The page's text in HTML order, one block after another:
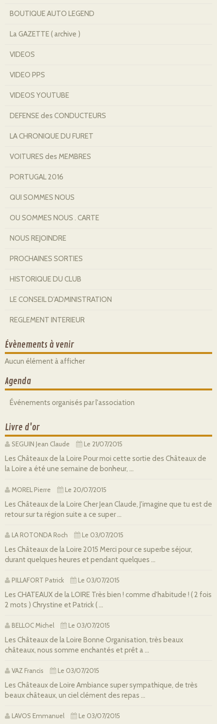
BOUTIQUE AUTO LEGEND
La GAZETTE ( archive )
VIDEOS
VIDEO PPS
VIDEOS YOUTUBE
DEFENSE des CONDUCTEURS
LA CHRONIQUE DU FURET
VOITURES des MEMBRES
PORTUGAL 2016
QUI SOMMES NOUS
OU SOMMES NOUS . CARTE
NOUS REJOINDRE
PROCHAINES SORTIES
HISTORIQUE DU CLUB
LE CONSEIL D'ADMINISTRATION
REGLEMENT INTERIEUR
Évènements à venir
Aucun élément à afficher
Agenda
Événements organisés par l'association
Livre d'or
SEGUIN Jean Claude Le 21/07/2015
Les Châteaux de la Loire Pour moi cette sortie des Châteaux de
la Loire a été une semaine de bonheur, ...
MOREL Pierre Le 20/07/2015
Les Châteaux de la Loire Cher Jean Claude, J'imagine que tu est de
retour sur ta région suite a ce super ...
LA ROTONDA Roch Le 03/07/2015
Les Châteaux de la Loire 2015 Merci pour ce superbe séjour,
durant quelques heures et pendant quelques ...
PILLAFORT Patrick Le 03/07/2015
Les CHATEAUX de la LOIRE Très bien ! comme d'habitude ! ( 2 fois
2 mots ) Chrystine et Patrick ( ...
BELLOC Michel Le 03/07/2015
Les Châteaux de la Loire Bonne Organisation, très beaux
châteaux, nous somme enchantés et prêt a ...
VAZ Francis Le 03/07/2015
Les Châteaux de Loire Ambiance super sympathique, de très
beaux châteaux, un ciel clément des repas ...
LAVOS Emmanuel Le 03/07/2015